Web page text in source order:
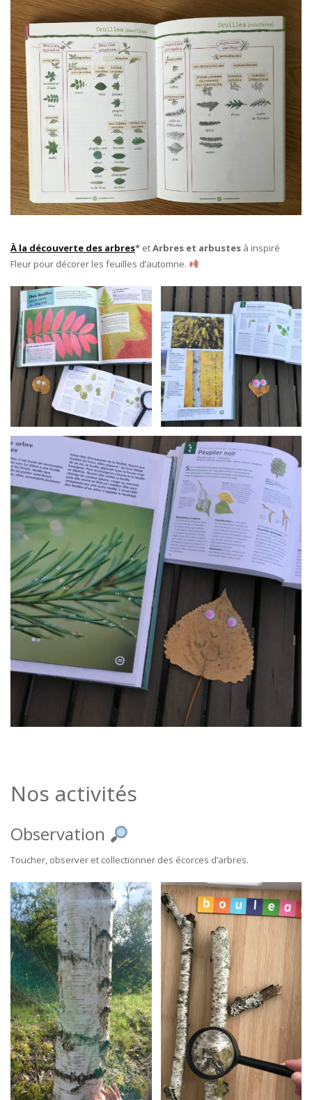
À la découverte des arbres* etArbres et arbustes à inspiré
Fleur pour décorer les feuilles d’automne.
Nos activités
Observation
Toucher, observer et collectionner des écorces d’arbres.